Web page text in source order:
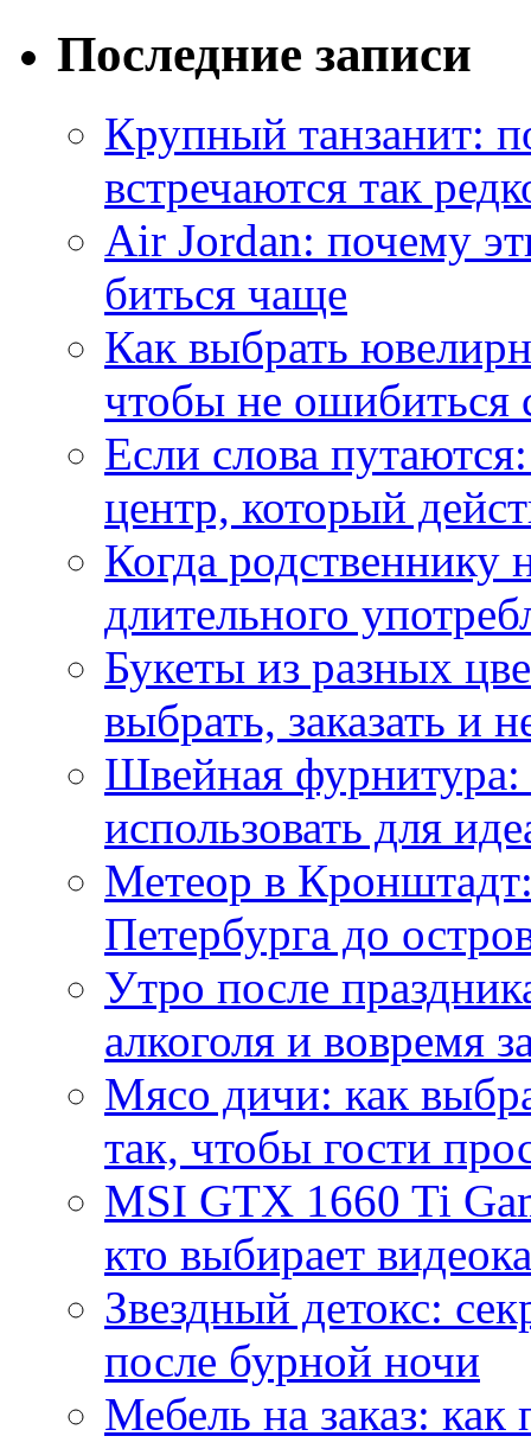
Последние записи
Крупный танзанит:
встречаются так
Air Jordan: почему
биться чаще
Как выбрать
чтобы не ошибиться
Если слова
центр, который
Когда
длительного
Букеты из разных
выбрать, заказать и
Швейная фурнитура:
использовать для
Метеор в
Петербурга до
Утро после
алкоголя и вовремя
Мясо дичи: как
так, чтобы гости
MSI GTX 1660 Ti
кто выбирает
Звездный детокс:
после бурной ночи
Мебель на заказ: